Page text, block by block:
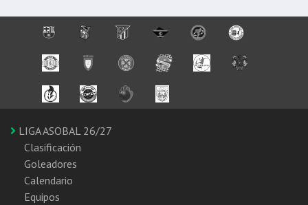
LIGA ASOBAL 26/27
Clasificación
Goleadores
Calendario
Equipos